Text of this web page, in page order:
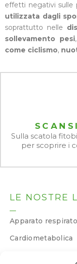
effetti negativi sulle
utilizzata dagli
soprattutto nelle
sollevamento pesi
come ciclismo,
Sulla scatola
per scoprire i
LE NOSTRE
Apparato
Cardiometabolica